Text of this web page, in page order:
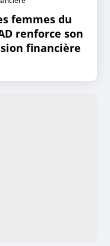
femmes du
renforce son
financière